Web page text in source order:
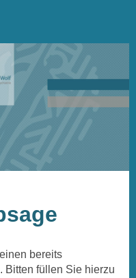
bereits
Bitten füllen Sie hierzu